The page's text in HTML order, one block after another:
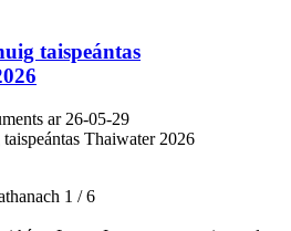
taispeántas
ar 26-05-29
Thaiwater 2026
1 / 6